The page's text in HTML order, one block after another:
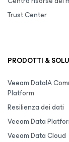
Trust Center
PRODOTTI &
Veeam DataIA
Platform
Resilienza dei dati
Veeam Data
Veeam Data Cloud